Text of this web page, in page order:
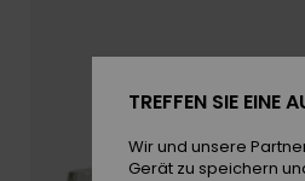
TREFFEN SIE EINE
Wir und unsere
Gerät zu speichern